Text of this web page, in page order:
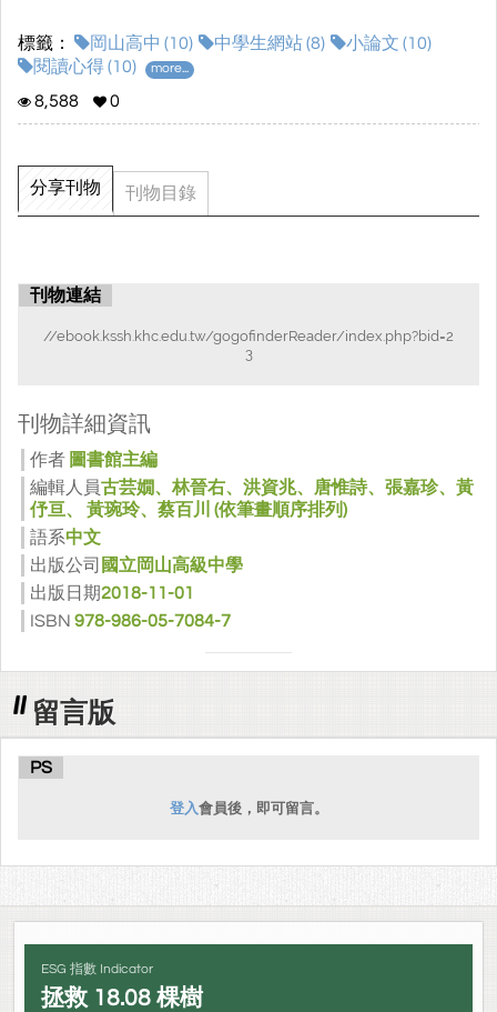
標籤： 岡山高中 (10) 中學生網站 (8)
小論文 (10)
閱讀心得 (10)
more...
8,588 0
分享刊物 刊物目錄
刊物連結
//ebook.kssh.khc.edu.tw/gogofinderReader/index.php?bid=2
3
刊物詳細資訊
作者 圖書館主編
編輯人員古芸嫺、林晉右、洪資兆、唐惟詩、張嘉珍、黃
伃亘、 黃琬玲、蔡百川 (依筆畫順序排列)
語系中文
出版公司 國立岡山高級中學
出版日期2018-11-01
ISBN 978-986-05-7084-7
留言版
PS
登入會員後，即可留言。
ESG 指數 Indicator
拯救 18.08 棵樹